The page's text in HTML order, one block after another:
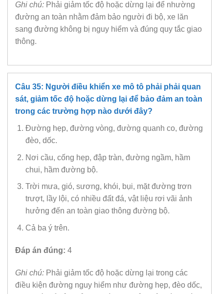
Ghi chú: Phải giảm tốc độ hoặc dừng lại để nhường
đường an toàn nhằm đảm bảo người đi bộ, xe lăn
sang đường không bị nguy hiểm và đúng quy tắc giao
thông.
Câu 35: Người điều khiển xe mô tô phải phải quan
sát, giảm tốc độ hoặc dừng lại để bảo đảm an toàn
trong các trường hợp nào dưới đây?
Đường hẹp, đường vòng, đường quanh co, đường
đèo, dốc.
Nơi cầu, cống hẹp, đập tràn, đường ngầm, hầm
chui, hầm đường bộ.
Trời mưa, gió, sương, khói, bụi, mặt đường trơn
trượt, lầy lội, có nhiều đất đá, vật liệu rơi vãi ảnh
hưởng đến an toàn giao thông đường bộ.
Cả ba ý trên.
Đáp án đúng: 4
Ghi chú: Phải giảm tốc độ hoặc dừng lại trong các
điều kiện đường nguy hiểm như đường hẹp, đèo dốc,